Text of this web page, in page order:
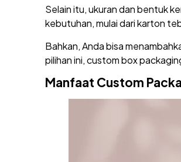
Selain itu, ukuran dan bentuk
kebutuhan, mulai dari karton
Bahkan, Anda bisa
pilihan ini, custom box
Manfaat Custom